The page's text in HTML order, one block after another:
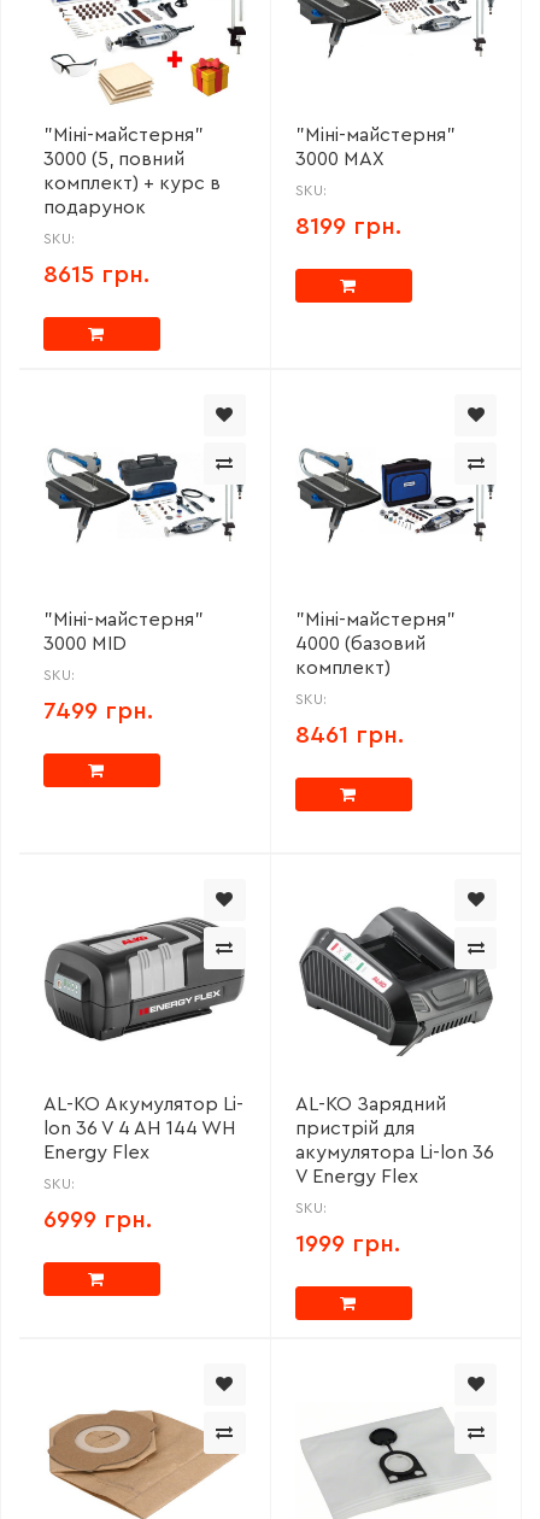
"Міні-майстерня"
3000 (5, повний
комплект) + курс в
подарунок
SKU:
8615 грн.
"Міні-майстерня"
3000 MAX
SKU:
8199 грн.
"Міні-майстерня"
3000 MID
SKU:
7499 грн.
"Міні-майстерня"
4000 (базовий
комплект)
SKU:
8461 грн.
AL-KO Акумулятор Li-
lon 36 V 4 AH 144 WH
Energy Flex
SKU:
6999 грн.
AL-KO Зарядний
пристрій для
акумулятора Li-lon 36
V Energy Flex
SKU:
1999 грн.